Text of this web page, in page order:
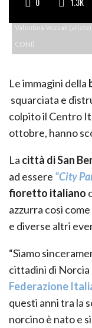
Valentina Vezzali
CONI)
Le immagini della
squarciata e
colpito il Centro
ottobre, hanno
La città di San
ad essere “City
fioretto italiano
azzurra così
e diverse altri
“Siamo
cittadini di Norcia
Federazione
questi anni tra la
norcino è nato e